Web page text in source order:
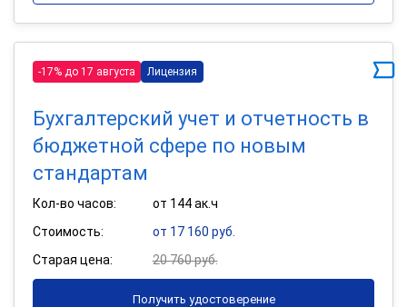
-17% до 17 августа Лицензия
Бухгалтерский учет и отчетность в
бюджетной сфере по новым
стандартам
Кол-во часов:
от 144 ак.ч
Стоимость:
от 17 160 руб.
Старая цена:
20 760 руб.
Получить удостоверение